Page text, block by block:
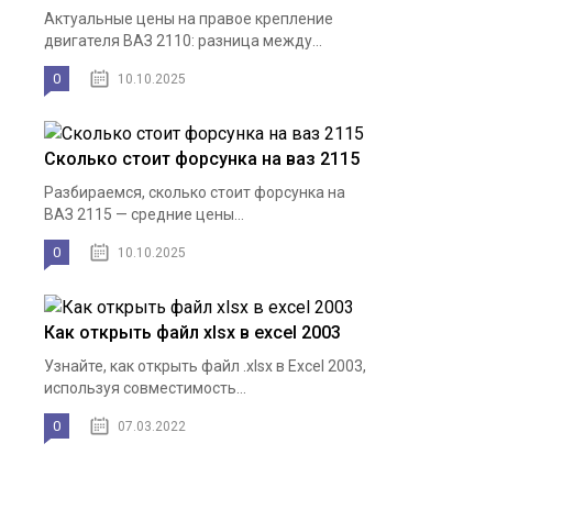
Актуальные цены на правое крепление
двигателя ВАЗ 2110: разница между...
0 10.10.2025
Сколько стоит форсунка на ваз 2115
Разбираемся, сколько стоит форсунка на
ВАЗ 2115 — средние цены...
0 10.10.2025
Как открыть файл xlsx в excel 2003
Узнайте, как открыть файл .xlsx в Excel 2003,
используя совместимость...
0 07.03.2022